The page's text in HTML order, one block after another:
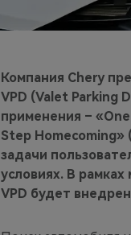
Компания Chery
VPD (Valet Parking
применения –
Step Homecoming»
задачи
условиях. В
VPD будет